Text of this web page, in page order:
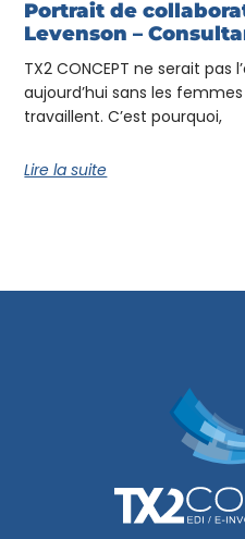
Portrait de
Levenson –
TX2 CONCEPT ne serait pas
aujourd’hui sans les
travaillent. C’est pourquoi,
Lire la suite